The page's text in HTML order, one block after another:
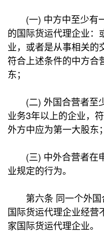
(一) 中方中至少有
的国际货运代理企业：
业，或者是从事相关的
符合上述条件的中方合
东；
(二) 外国合营者至
业务3年以上的企业，
外方中应为第一大股东；
(三) 中外合营者在
业规定的行为。
第六条 同一个外国
国际货运代理企业经营
家国际货运代理企业。